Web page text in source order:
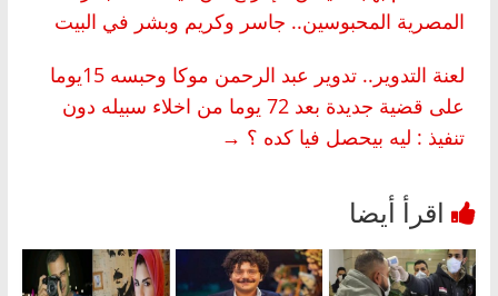
المصرية المحبوسين.. جاسر وكريم وبشر في البيت
لعنة التدوير.. تدوير عبد الرحمن موكا وحبسه 15يوما
على قضية جديدة بعد 72 يوما من اخلاء سبيله دون
تنفيذ : ليه بيحصل فيا كده ؟ →